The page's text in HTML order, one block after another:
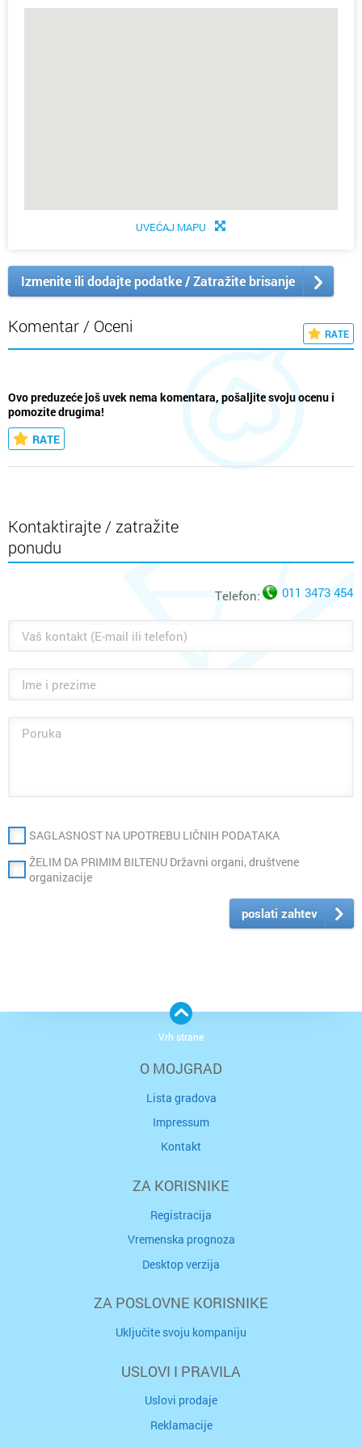
UVEĆAJ MAPU
Izmenite ili dodajte podatke / Zatražite brisanje
Komentar / Oceni RATE
Ovo preduzeće još uvek nema komentara, pošaljite svoju ocenu i
pomozite drugima!
RATE
Kontaktirajte / zatražite
ponudu
Telefon: 011 3473 454
SAGLASNOST NA UPOTREBU LIČNIH PODATAKA
ŽELIM DA PRIMIM BILTENU Državni organi, društvene
organizacije
poslati zahtev
O MOJGRAD
Lista gradova
Impressum
Kontakt
ZA KORISNIKE
Registracija
Vremenska prognoza
Desktop verzija
ZA POSLOVNE KORISNIKE
Uključite svoju kompaniju
USLOVI I PRAVILA
Uslovi prodaje
Reklamacije
Vrh strane